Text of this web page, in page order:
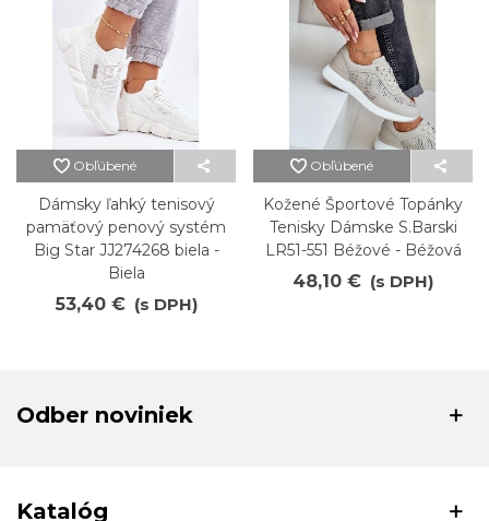
Obľúbené
Dámsky ľahký tenisový
pamäťový penový systém
Big Star JJ274268 biela -
Biela
53,40 € (s DPH)
Obľúbené
Kožené Športové Topánky
Tenisky Dámske S.Barski
LR51-551 Béžové - Béžová
48,10 € (s DPH)
Odber noviniek
Katalóg